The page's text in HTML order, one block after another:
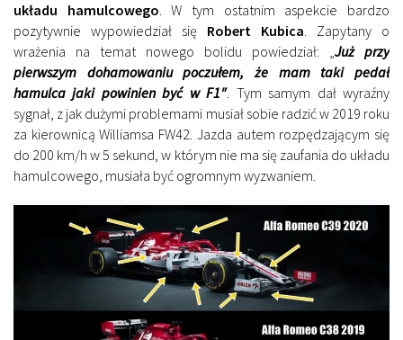
układu hamulcowego. W tym ostatnim aspekcie bardzo
pozytywnie wypowiedział się Robert Kubica. Zapytany o
wrażenia na temat nowego bolidu powiedział: „Już przy
pierwszym dohamowaniu poczułem, że mam taki pedał
hamulca jaki powinien być w F1″. Tym samym dał wyraźny
sygnał, z jak dużymi problemami musiał sobie radzić w 2019 roku
za kierownicą Williamsa FW42. Jazda autem rozpędzającym się
do 200 km/h w 5 sekund, w którym nie ma się zaufania do układu
hamulcowego, musiała być ogromnym wyzwaniem.